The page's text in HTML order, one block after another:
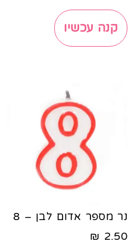
קנה עכשיו
נר מספר אדום לבן – 8
2.50
₪